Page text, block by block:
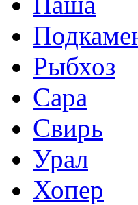
Рыбхоз
Сара
Свирь
Урал
Хопер